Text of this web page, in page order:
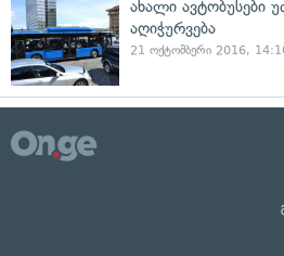
ახალი ავტობუსები
აღიჭურვება
21 ოქტომბერი 2016,